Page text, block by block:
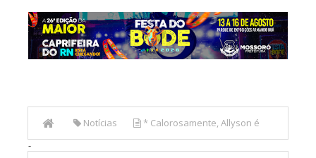
Notícias * Calorosamente, Allyson é
recebido aos gritos de "Governador" em Caraúbas, RN.
-